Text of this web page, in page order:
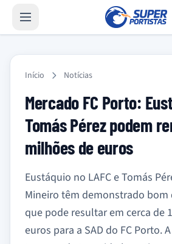
Início Notícias
Mercado FC Porto:
Tomás Pérez podem
milhões de euros
Eustáquio no LAFC e Tomás
Mineiro têm demonstrado bom
que pode resultar em cerca de
euros para a SAD do FC Porto.